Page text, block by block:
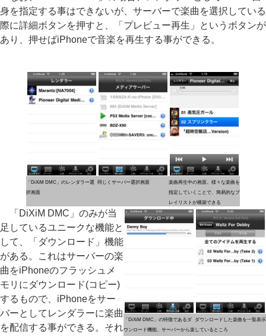
身を指定する事はできないが、サーバーで楽曲を選択している
際に詳細ボタンを押すと、「プレビュー再生」というボタンが
あり、押せばiPhoneで音楽を再生する事ができる。
「DiXiM DMC」のレンダラー選
択画面
同じくサーバー選択画面
楽曲再生中の画面。様々な楽曲を
指定していくことで、簡易的なプ
レイリストが構築できる
「DiXiM DMC」の特徴であるダ
ウンロード機能。サーバーから楽
ダウンロードした楽曲を一覧表示
しているところ
「DiXiM DMC」のみが当
足しているユニークな機能と
して、「ダウンロード」機能
がある。これはサーバーの楽
曲をiPhoneのフラッシュメ
モリにダウンロード(コピー)
するもので、iPhoneをサー
バーとしてレンダラーに楽曲
を配信する事ができる。それ